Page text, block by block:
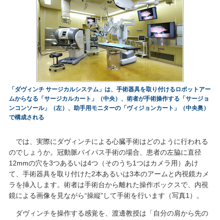
「ダヴィンチ サージカルシステム」は、手術器具を取り付けるロボットアー
ムからなる「サージカルカート」（中央）、術者が手術操作する「サージョ
ンコンソール」（左）、助手用モニターの「ヴィジョンカート」（中央奥）
で構成される
では、実際にダヴィンチによる心臓手術はどのように行われる
のでしょうか。冠動脈バイパス手術の場合、患者の左脇に直径
12mmの穴を3つあるいは4つ（そのうち1つはカメラ用）あけ
て、手術器具を取り付けた2本あるいは3本のアームと内視鏡カメ
ラを挿入します。術者は手術台から離れた操作ボックスで、内視
鏡による画像を見ながら“操縦”して手術を行います（写真1）。
ダヴィンチを操作する感覚を、渡邊教授は「自分の肩から先の